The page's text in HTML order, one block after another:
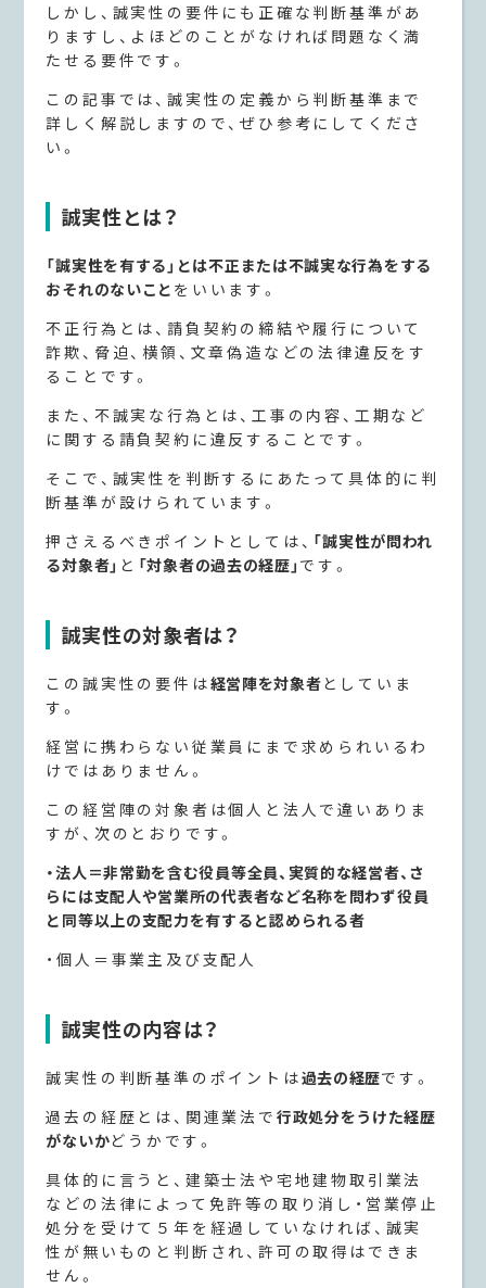
しかし、誠実性の要件にも正確な判断基準があ
りますし、よほどのことがなければ問題なく満
たせる要件です。
この記事では、誠実性の定義から判断基準まで
詳しく解説しますので、ぜひ参考にしてくださ
い。
誠実性とは？
「誠実性を有する」とは不正または不誠実な行為をする
おそれのないこと をいいます。
不正行為とは、請負契約の締結や履行について
詐欺、脅迫、横領、文章偽造などの法律違反をす
ることです。
また、不誠実な行為とは、工事の内容、工期など
に関する請負契約に違反することです。
そこで、誠実性を判断するにあたって具体的に判
断基準が設けられています。
押さえるべきポイントとしては、 「誠実性が問われ
る対象者」 と 「対象者の過去の経歴」 です。
誠実性の対象者は？
この誠実性の要件は経営陣を対象者としていま
す。
経営に携わらない従業員にまで求められいるわ
けではありません。
この経営陣の対象者は個人と法人で違いありま
すが、次のとおりです。
・法人＝非常勤を含む役員等全員、実質的な経営者、さ
らには支配人や営業所の代表者など名称を問わず役員
と同等以上の支配力を有すると認められる者
・個人＝事業主及び支配人
誠実性の内容は？
誠実性の判断基準のポイントは過去の経歴です。
過去の経歴とは、関連業法で 行政処分をうけた経歴
がないかどうかです。
具体的に言うと、建築士法や宅地建物取引業法
などの法律によって免許等の取り消し・営業停止
処分を受けて５年を経過していなければ、誠実
性が無いものと判断され、許可の取得はできま
せん。